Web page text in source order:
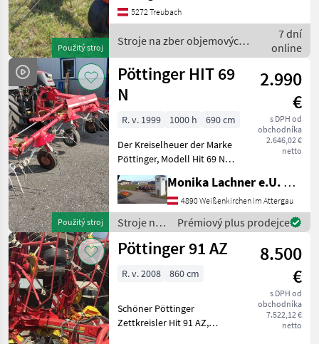
Použitý stroj
Kreisel, Tastrad und
Gelenkwelle Stroje na zber
objemových krmív Na
5272 Treubach
Stroje na zber objemových
krmív / Pöttinger
7 dní
online
Použitý stroj
Pöttinger HIT 69
N
2.990
€
s DPH od
obchodníka
2.646,02 €
netto
R. v. 1999 1000 h
690 cm
Der Kreiselheuer der Marke
Pöttinger, Modell Hit 69 N,
ist ein zuverlässiges
landwirtschaftliches Gerät,
das im Jahr 1999 gebaut
wurde. Mit einer
beeindruckenden Arb
Monika Lachner e.U. Maschinenhandel
4890 Weißenkirchen im Attergau
Stroje na
zber
objemových
Pöttinger
Prémiový plus prodejce
Pöttinger 91 AZ
8.500
€
s DPH od
obchodníka
7.522,12 €
netto
R. v. 2008 860 cm
Schöner Pöttinger
Zettkreisler Hit 91 AZ,